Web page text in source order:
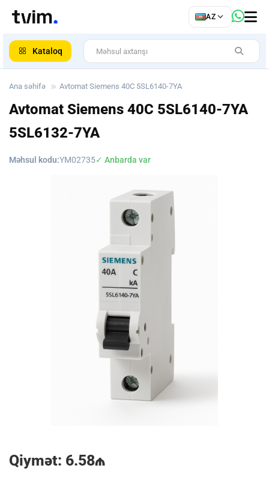
AZ
Kataloq
Ana səhifə Avtomat Siemens 40C 5SL6140-7YA
Avtomat Siemens 40C 5SL6140-7YA
5SL6132-7YA
Məhsul kodu:YM02735✓ Anbarda var
Qiymət: 6.58₼